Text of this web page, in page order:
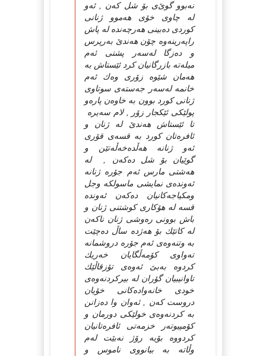
نه‌بوو گوێ‌ی بۆ شل كه‌ن , ئه‌و
له‌ چاوی خۆی هه‌موو ژنانی
كوردی ده‌بینی هه‌رچه‌نده‌ له‌ پاش
راپه‌رینه‌وه‌ چۆن هه‌ندێ‌ به‌رپرس
و ده‌زگا له‌سه‌ر پشتی ئه‌م
میله‌ته‌ بازرگانیان كرد ئێستاش به‌
هه‌مان شێوه‌ زۆری وه‌ك ئه‌م
خانمه‌ له‌سه‌ر جه‌سته‌ی سوتاوی
ژنانی كورد بوون به‌ خاوه‌ن پاره‌و
پولێكی ئێكجار زۆر , لام سه‌یره‌
تا ئێستاش هه‌ندێ‌ له‌ ژنان و
ئافره‌تان كورد به‌ قسه‌ی قۆری
ئه‌و ژنانه‌ هه‌ڵده‌خه‌ڵه‌تێن و
گوێیان بۆ شل ده‌كه‌ن , له‌
هه‌شتی مارس ئه‌م جۆره‌ ژنانه‌
ئه‌ونده‌ی نمایشی ماسولكه‌ وجل
ومكیاجه‌كانیان ده‌كه‌ن ئه‌ونده‌
قسه‌ له‌ هۆكاری كوشتنی ژنان و
باش بوونی ره‌وشی ژنان ناكه‌ن
له‌ كاتێك بۆ هه‌ژده‌ ساڵ ده‌چێت
به‌ وتنه‌وه‌ی ئه‌م جۆره‌ دروشمانه‌
ته‌واوی كۆمه‌ڵگایان خه‌ریك
كردوه‌ به‌بێ‌ ئه‌وه‌ی تۆزقاڵێك
تاوانیبیان گۆران له‌ بیركردنه‌وه‌ی
خودی خانه‌واده‌كانی خۆیان
دروست كه‌ن , ئه‌وان وا ده‌زانن
به‌ كردنه‌وه‌ی خولێكی دورمان و
كۆمپیوته‌ر خزمه‌تی ئافره‌تانیان
كردووه‌ بۆیه‌ رۆژ نه‌بێت له‌م
وڵاته‌ به‌ بیانووی ناموس و